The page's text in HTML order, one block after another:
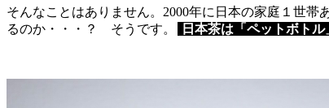
そんなことはありません。2000年に日本の家庭１世帯
るのか・・・？ そうです。
日本茶は「ペットボト